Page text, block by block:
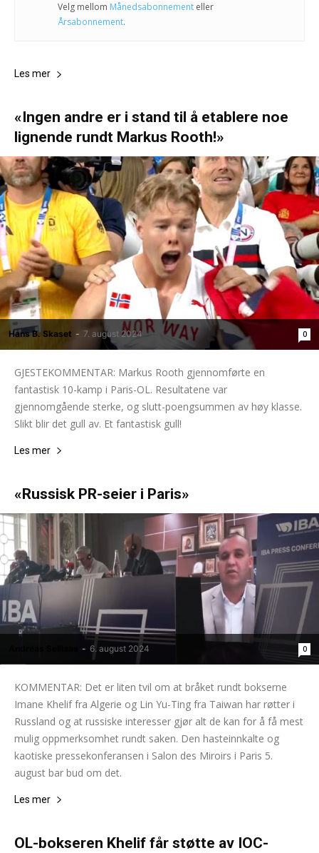
Velg mellom Månedsabonnement eller
Årsabonnement.
Les mer
«Ingen andre er i stand til å etablere noe
lignende rundt Markus Rooth!»
Hans B. Skaset - 7. august 2024 0
GJESTEKOMMENTAR: Markus Rooth gjennomførte en
fantastisk 10-kamp i Paris-OL. Resultatene var
gjennomgående sterke, og slutt-poengsummen av høy klasse.
Slikt blir det gull av. Et fantastisk gull!
Les mer
«Russisk PR-seier i Paris»
- 6. august 2024 0
KOMMENTAR: Det er liten tvil om at bråket rundt bokserne
Imane Khelif fra Algerie og Lin Yu-Ting fra Taiwan har røtter i
Russland og at russiske interesser gjør alt de kan for å få mest
mulig oppmerksomhet rundt saken. Den hasteinnkalte og
kaotiske pressekonferansen i Salon des Miroirs i Paris 5.
august bar bud om det.
Les mer
OL-bokseren Khelif får støtte av IOC-